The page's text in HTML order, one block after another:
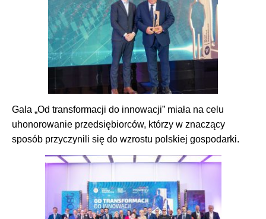
Gala „Od transformacji do innowacji” miała na celu
uhonorowanie przedsiębiorców, którzy w znaczący
sposób przyczynili się do wzrostu polskiej gospodarki.